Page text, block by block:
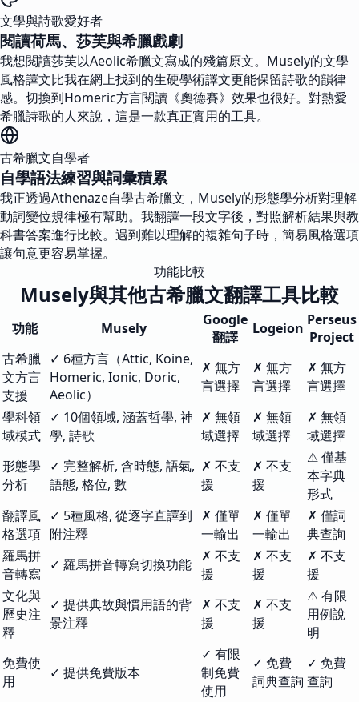
文學與詩歌愛好者
閱讀荷馬、莎芙與希臘戲劇
我想閱讀莎芙以Aeolic希臘文寫成的殘篇原文。Musely的文學
風格譯文比我在網上找到的生硬學術譯文更能保留詩歌的韻律
感。切換到Homeric方言閱讀《奧德賽》效果也很好。對熱愛
希臘詩歌的人來說，這是一款真正實用的工具。
古希臘文自學者
自學語法練習與詞彙積累
我正透過Athenaze自學古希臘文，Musely的形態學分析對理解
動詞變位規律極有幫助。我翻譯一段文字後，對照解析結果與教
科書答案進行比較。遇到難以理解的複雜句子時，簡易風格選項
讓句意更容易掌握。
功能比較
Musely與其他古希臘文翻譯工具比較
功能 Musely
Google
翻譯
Logeion Perseus
Project
古希臘
文方言
支援
✓ 6種方言（Attic, Koine,
Homeric, Ionic, Doric,
Aeolic）
✗ 無方
言選擇
✗ 無方
言選擇
✗ 無方
言選擇
學科領
域模式
✓ 10個領域, 涵蓋哲學, 神
學, 詩歌
✗ 無領
域選擇
✗ 無領
域選擇
✗ 無領
域選擇
形態學
分析
✓ 完整解析, 含時態, 語氣,
語態, 格位, 數
✗ 不支
援
✗ 不支
援
⚠ 僅基
本字典
形式
翻譯風
格選項
✓ 5種風格, 從逐字直譯到
附注釋
✗ 僅單
一輸出
✗ 僅單
一輸出
✗ 僅詞
典查詢
羅馬拼
音轉寫
✓ 羅馬拼音轉寫切換功能
✗ 不支
援
✗ 不支
援
✗ 不支
援
文化與
歷史注
釋
✓ 提供典故與慣用語的背
景注釋
✗ 不支
援
✗ 不支
援
⚠ 有限
用例說
明
免費使
用
✓ 提供免費版本
✓ 有限
制免費
使用
✓ 免費
詞典查詢
✓ 免費
查詢